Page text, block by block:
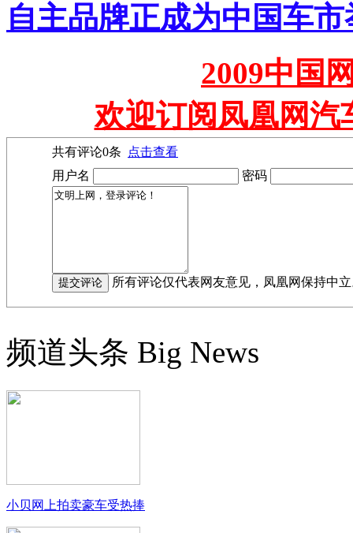
自主品牌正成为中国车
2009中国
欢迎订阅凤凰网汽
共有评论0条
点击查看
用户名
密码
所有评论仅代表网友意见，凤凰网保持中
频道头条 Big News
小贝网上拍卖豪车受热捧